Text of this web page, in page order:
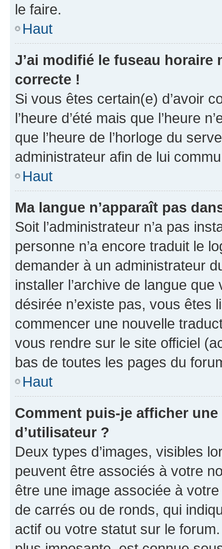
le faire.
Haut
J’ai modifié le fuseau horaire
correcte !
Si vous êtes certain(e) d’avoir
l’heure d’été mais que l’heure
que l’heure de l’horloge du
administrateur afin de lui
Haut
Ma langue n’apparaît pas
Soit l’administrateur n’a pas
personne n’a encore traduit le
demander à un administrateur
installer l’archive de langue
désirée n’existe pas, vous êtes
commencer une nouvelle
vous rendre sur le site officiel
bas de toutes les pages du
Haut
Comment puis-je afficher
d’utilisateur ?
Deux types d’images, visibles
peuvent être associés à votre
être une image associée à
de carrés ou de ronds, qui
actif ou votre statut sur le